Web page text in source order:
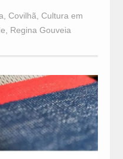
Covilhã Cultura em
Regina Gouveia